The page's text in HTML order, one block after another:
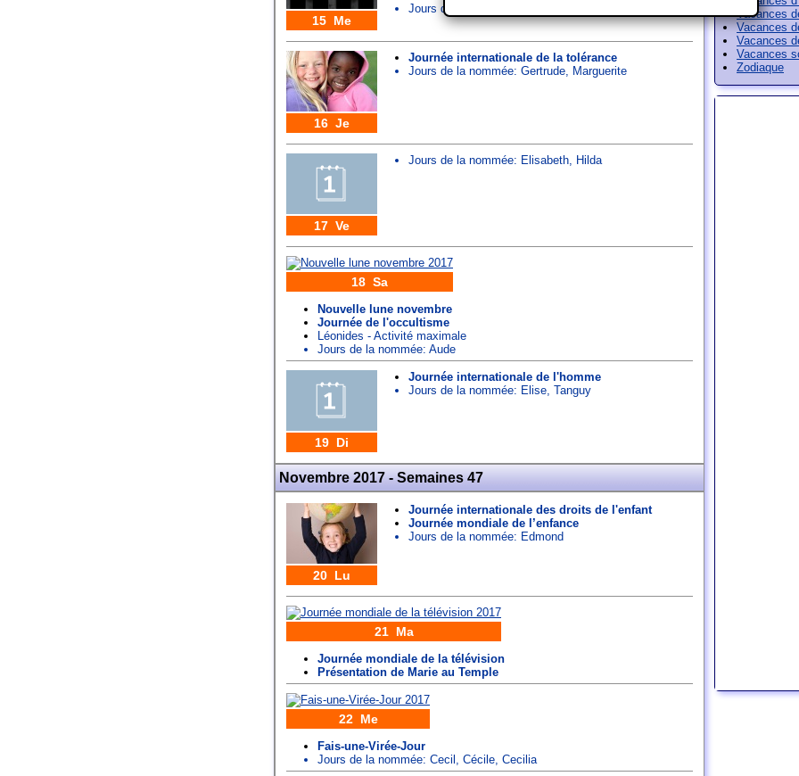
15 Me
Jours de la nommée:
16 Je
Journée internationale de la tolérance
Jours de la nommée: Gertrude, Marguerite
17 Ve
Jours de la nommée: Elisabeth, Hilda
18 Sa
Nouvelle lune novembre
Journée de l'occultisme
Léonides - Activité maximale
Jours de la nommée: Aude
19 Di
Journée internationale de l'homme
Jours de la nommée: Elise, Tanguy
Novembre 2017 - Semaines 47
20 Lu
Journée internationale des droits de l'enfant
Journée mondiale de l’enfance
Jours de la nommée: Edmond
21 Ma
Journée mondiale de la télévision
Présentation de Marie au Temple
22 Me
Fais-une-Virée-Jour
Jours de la nommée: Cecil , Cécile, Cecilia
Vacances
Vacances
Vacances
Vacances
Zodiaque